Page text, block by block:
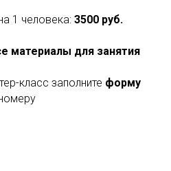
1 человека: 3500 руб.
материалы для занятия
класс заполните форму